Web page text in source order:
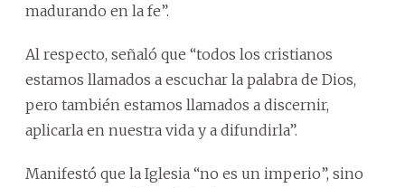
madurando en la fe”.
Al respecto, señaló que “todos los cristianos
estamos llamados a escuchar la palabra de Dios,
pero también estamos llamados a discernir,
aplicarla en nuestra vida y a difundirla”.
Manifestó que la Iglesia “no es un imperio”, sino